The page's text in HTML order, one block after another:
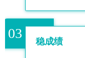
03
稳成绩